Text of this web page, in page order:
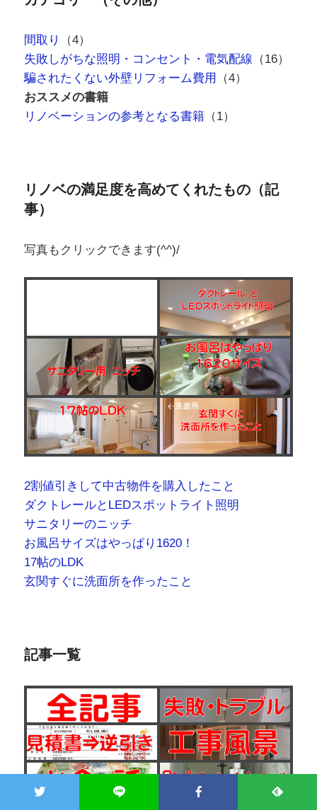
リノベーションの参考となる書籍
リノベの満足度を高めてくれたもの（記
事）
2割値引きして中古物件を購入したこと
ダクトレールとLEDスポットライト照明
サニタリーのニッチ
お風呂サイズはやっぱり1620！
17帖のLDK
記事一覧
ブログ概要 記事一覧